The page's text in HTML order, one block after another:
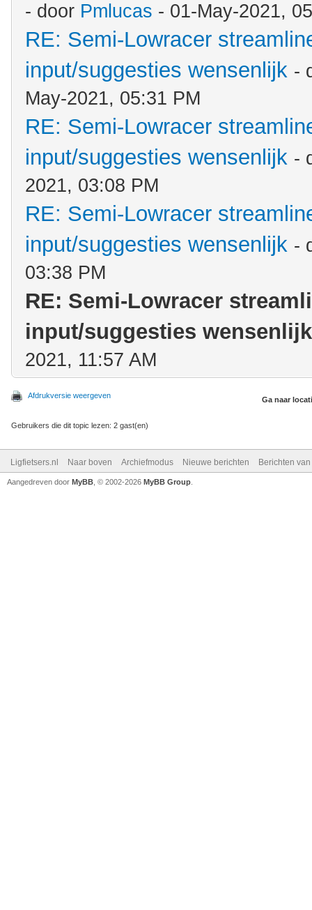
- door Pmlucas - 01-May-2021,
RE: Semi-Lowracer
input/suggesties wensenlijk -
May-2021, 05:31 PM
RE: Semi-Lowracer
input/suggesties wensenlijk -
2021, 03:08 PM
RE: Semi-Lowracer
input/suggesties wensenlijk -
03:38 PM
RE: Semi-Lowracer
input/suggesties wensenlijk
2021, 11:57 AM
Afdrukversie weergeven Ga naar
Gebruikers die dit topic lezen: 2 gast(en)
Ligfietsers.nl Naar boven Archiefmodus Nieuwe berichten Berichten
Aangedreven door MyBB , © 2002-2026 MyBB Group